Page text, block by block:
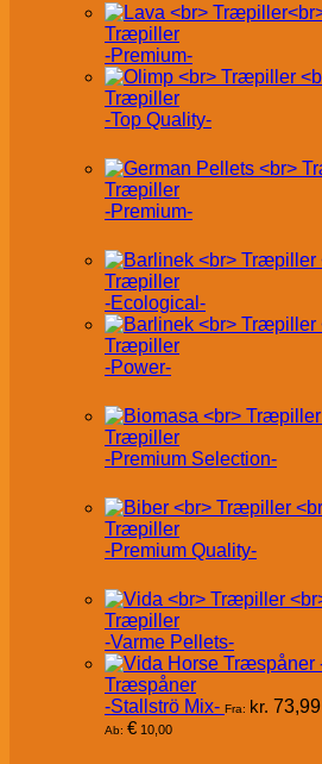
Træpiller
-Premium-
Træpiller
-Top Quality-
Træpiller
-Premium-
Træpiller
-Ecological-
Træpiller
-Power-
Træpiller
-Premium Selection-
Træpiller
-Premium Quality-
Træpiller
-Varme Pellets-
Træspåner
-Stallströ Mix- Fra: kr. 73,99
Ab: € 10,00